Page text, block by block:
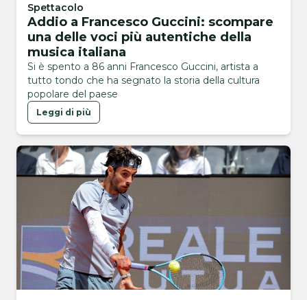
Spettacolo
Addio a Francesco Guccini: scompare
una delle voci più autentiche della
musica italiana
Si è spento a 86 anni Francesco Guccini, artista a
tutto tondo che ha segnato la storia della cultura
popolare del paese
Leggi di più